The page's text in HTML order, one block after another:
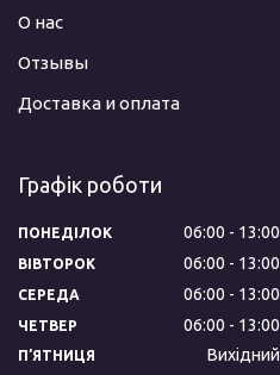
О нас
Отзывы
Доставка и оплата
Графік роботи
ПОНЕДІЛОК 06:00 13:00
ВІВТОРОК 06:00 13:00
СЕРЕДА 06:00 13:00
ЧЕТВЕР 06:00 13:00
ПʼЯТНИЦЯ Вихідний